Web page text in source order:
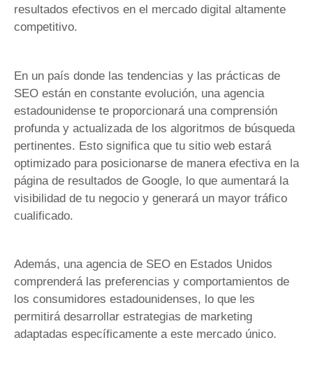
resultados efectivos en el mercado digital altamente
competitivo.
En un país donde las tendencias y las prácticas de
SEO están en constante evolución, una agencia
estadounidense te proporcionará una comprensión
profunda y actualizada de los algoritmos de búsqueda
pertinentes. Esto significa que tu sitio web estará
optimizado para posicionarse de manera efectiva en la
página de resultados de Google, lo que aumentará la
visibilidad de tu negocio y generará un mayor tráfico
cualificado.
Además, una agencia de SEO en Estados Unidos
comprenderá las preferencias y comportamientos de
los consumidores estadounidenses, lo que les
permitirá desarrollar estrategias de marketing
adaptadas específicamente a este mercado único.